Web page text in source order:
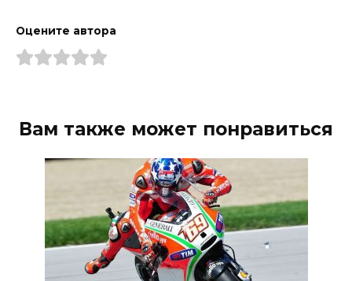
Оцените автора
Вам также может понравиться